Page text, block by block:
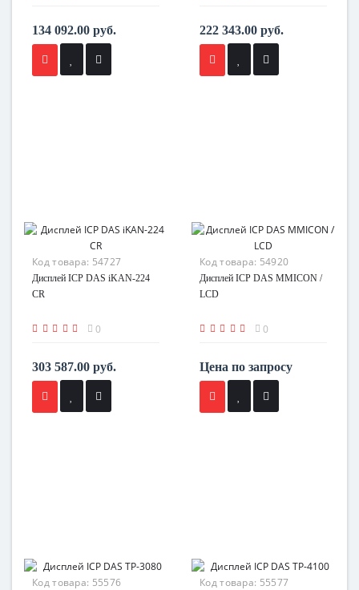
134 092.00 руб. 222 343.00 руб.
Код товара: 54727
Дисплей ICP DAS iKAN-224
CR
0
303 587.00 руб.
Код товара: 54920
Дисплей ICP DAS MMICON /
LCD
0
Цена по запросу
Код товара: 55576 Код товара: 55577